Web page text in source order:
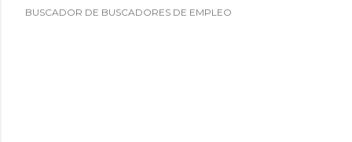
BUSCADOR DE BUSCADORES DE EMPLEO